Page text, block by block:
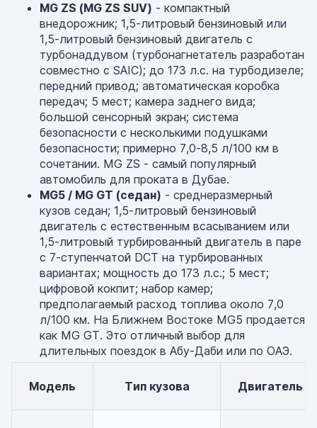
MG ZS (MG ZS SUV) - компактный
внедорожник; 1,5-литровый бензиновый или
1,5-литровый бензиновый двигатель с
турбонаддувом (турбонагнетатель разработан
совместно с SAIC); до 173 л.с. на турбодизеле;
передний привод; автоматическая коробка
передач; 5 мест; камера заднего вида;
большой сенсорный экран; система
безопасности с несколькими подушками
безопасности; примерно 7,0-8,5 л/100 км в
сочетании. MG ZS - самый популярный
автомобиль для проката в Дубае.
MG5 / MG GT (седан) - среднеразмерный
кузов седан; 1,5-литровый бензиновый
двигатель с естественным всасыванием или
1,5-литровый турбированный двигатель в паре
с 7-ступенчатой DCT на турбированных
вариантах; мощность до 173 л.с.; 5 мест;
цифровой кокпит; набор камер;
предполагаемый расход топлива около 7,0
л/100 км. На Ближнем Востоке MG5 продается
как MG GT. Это отличный выбор для
длительных поездок в Абу-Даби или по ОАЭ.
Модель Тип кузова Двигатель